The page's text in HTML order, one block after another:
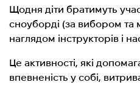
Щодня діти братимуть
сноуборді (за вибором та
наглядом інструкторів і
Це активності, які
впевненість у собі,